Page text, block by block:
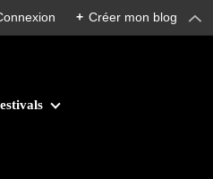
+ Créer mon blog